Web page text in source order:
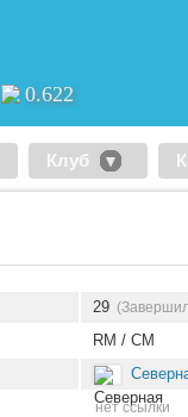
0.622
Клуб
29
RM / CM
нет ссылки